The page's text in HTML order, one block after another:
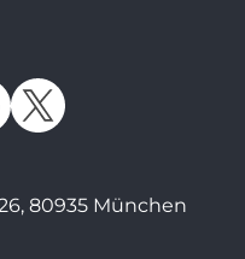
80935 München